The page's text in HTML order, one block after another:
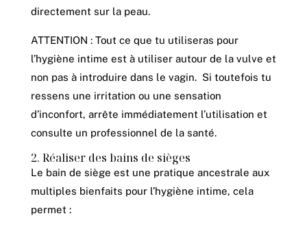
directement sur la peau.
ATTENTION : Tout ce que tu utiliseras pour
l’hygiène intime est à utiliser autour de la vulve et
non pas à introduire dans le vagin. Si toutefois tu
ressens une irritation ou une sensation
d’inconfort, arrête immédiatement l’utilisation et
consulte un professionnel de la santé.
2. Réaliser des bains de sièges
Le bain de siège est une pratique ancestrale aux
multiples bienfaits pour l’hygiène intime, cela
permet :